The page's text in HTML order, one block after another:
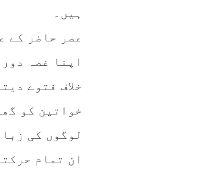
ہیں۔
عصر حاضر کے
اپنا غصہ
خلاف فتوے
خواتین کو
لوگوں کی
ان تمام